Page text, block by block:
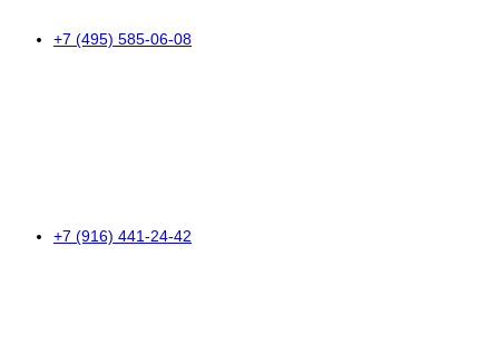
+7 (495) 585-06-08
+7 (916) 441-24-42